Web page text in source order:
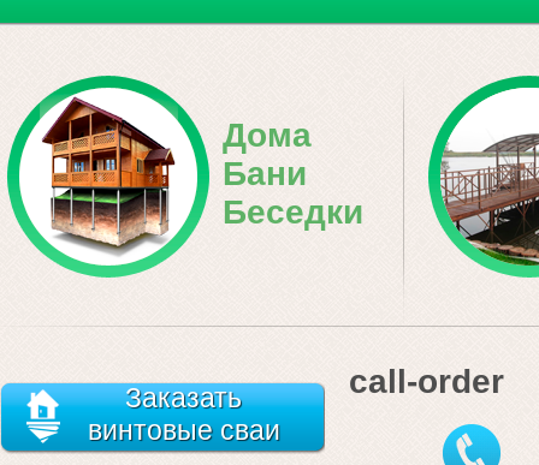
Дома
Бани
Беседки
Заказать
винтовые сваи
call-order